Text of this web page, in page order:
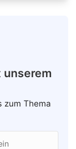
zum Thema